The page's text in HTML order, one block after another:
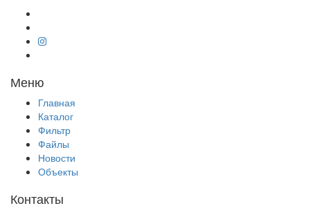
Меню
Главная
Каталог
Фильтр
Файлы
Новости
Объекты
Контакты